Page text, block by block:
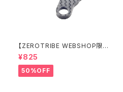
【ZEROTRIBE WEBSHOP限
定価格】RCM-HRP-ZX-BD10
LCE Horizontalリアポストボ
ディマウンティングエクステンシ
ョンプレート Yokomo BD10L
¥825
50%OFF